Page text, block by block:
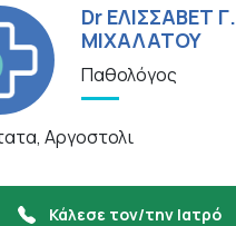
Dr ΕΛΙΣΣΑΒΕΤ Γ.
ΜΙΧΑΛΑΤΟΥ
Παθολόγος
Αργοστολι
Κάλεσε τον/την Ιατρό